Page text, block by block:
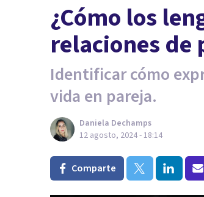
¿Cómo los
relaciones de
Identificar cómo
vida en pareja.
Daniela Dechamps
12 agosto, 2024 - 18:14
Comparte